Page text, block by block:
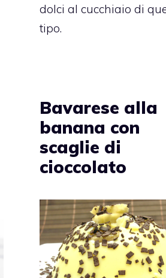
dolci al cucchiaio di
tipo.
Bavarese alla
banana con
scaglie di
cioccolato